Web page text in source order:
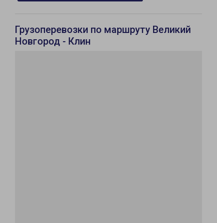
Грузоперевозки по маршруту Великий
Новгород - Клин